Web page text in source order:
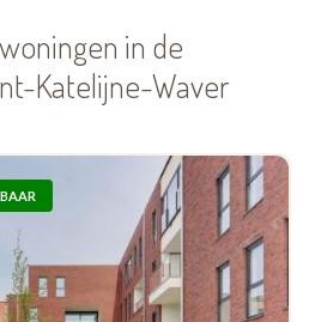
in de
Katelijne-Waver